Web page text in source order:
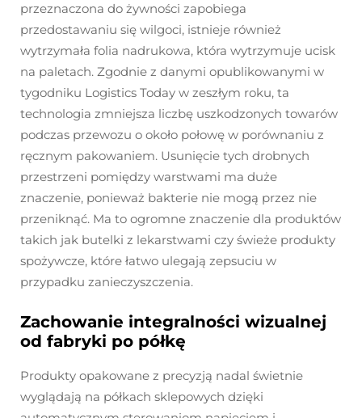
przeznaczona do żywności zapobiega
przedostawaniu się wilgoci, istnieje również
wytrzymała folia nadrukowa, która wytrzymuje ucisk
na paletach. Zgodnie z danymi opublikowanymi w
tygodniku Logistics Today w zeszłym roku, ta
technologia zmniejsza liczbę uszkodzonych towarów
podczas przewozu o około połowę w porównaniu z
ręcznym pakowaniem. Usunięcie tych drobnych
przestrzeni pomiędzy warstwami ma duże
znaczenie, ponieważ bakterie nie mogą przez nie
przeniknąć. Ma to ogromne znaczenie dla produktów
takich jak butelki z lekarstwami czy świeże produkty
spożywcze, które łatwo ulegają zepsuciu w
przypadku zanieczyszczenia.
Zachowanie integralności wizualnej
od fabryki po półkę
Produkty opakowane z precyzją nadal świetnie
wyglądają na półkach sklepowych dzięki